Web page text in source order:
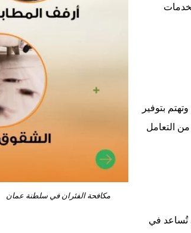
مكافحة الفئران في سلطنة عمان
وتهتم بتوفير
التعامل
تُساعد في